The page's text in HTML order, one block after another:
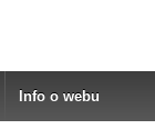
Info o webu